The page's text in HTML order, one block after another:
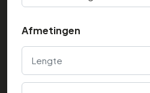
Afmetingen
Lengte
Breedte